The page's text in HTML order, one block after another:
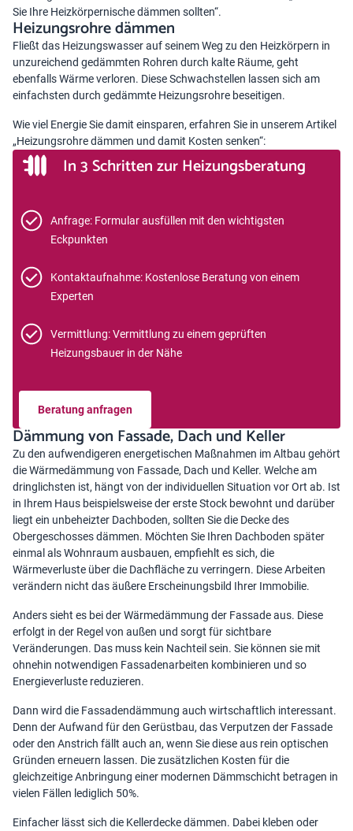
Sie Ihre Heizkörpernische dämmen sollten“.
Heizungsrohre dämmen
Fließt das Heizungswasser auf seinem Weg zu den Heizkörpern in
unzureichend gedämmten Rohren durch kalte Räume, geht
ebenfalls Wärme verloren. Diese Schwachstellen lassen sich am
einfachsten durch gedämmte Heizungsrohre beseitigen.
Wie viel Energie Sie damit einsparen, erfahren Sie in unserem Artikel
„Heizungsrohre dämmen und damit Kosten senken“:
In 3 Schritten zur Heizungsberatung
Anfrage: Formular ausfüllen mit den wichtigsten
Eckpunkten
Kontaktaufnahme: Kostenlose Beratung von einem
Experten
Vermittlung: Vermittlung zu einem geprüften
Heizungsbauer in der Nähe
Beratung anfragen
Dämmung von Fassade, Dach und Keller
Zu den aufwendigeren energetischen Maßnahmen im Altbau gehört
die Wärmedämmung von Fassade, Dach und Keller. Welche am
dringlichsten ist, hängt von der individuellen Situation vor Ort ab. Ist
in Ihrem Haus beispielsweise der erste Stock bewohnt und darüber
liegt ein unbeheizter Dachboden, sollten Sie die Decke des
Obergeschosses dämmen. Möchten Sie Ihren Dachboden später
einmal als Wohnraum ausbauen, empfiehlt es sich, die
Wärmeverluste über die Dachfläche zu verringern. Diese Arbeiten
verändern nicht das äußere Erscheinungsbild Ihrer Immobilie.
Anders sieht es bei der Wärmedämmung der Fassade aus. Diese
erfolgt in der Regel von außen und sorgt für sichtbare
Veränderungen. Das muss kein Nachteil sein. Sie können sie mit
ohnehin notwendigen Fassadenarbeiten kombinieren und so
Energieverluste reduzieren.
Dann wird die Fassadendämmung auch wirtschaftlich interessant.
Denn der Aufwand für den Gerüstbau, das Verputzen der Fassade
oder den Anstrich fällt auch an, wenn Sie diese aus rein optischen
Gründen erneuern lassen. Die zusätzlichen Kosten für die
gleichzeitige Anbringung einer modernen Dämmschicht betragen in
vielen Fällen lediglich 50%.
Einfacher lässt sich die Kellerdecke dämmen. Dabei kleben oder